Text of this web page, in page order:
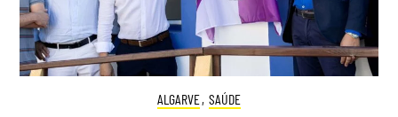
ALGARVE, SAÚDE